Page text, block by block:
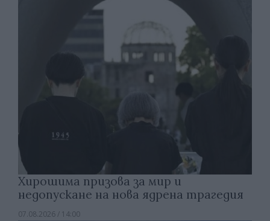
Хирошима призова за мир и
недопускане на нова ядрена трагедия
07.08.2026 / 14:00